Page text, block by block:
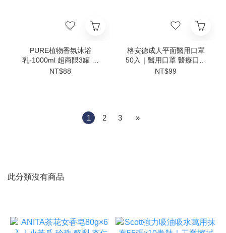
PURE植物香氛沐浴
乳-1000ml 超商限3罐 ｜
沐浴乳 香氛沐浴乳 熱銷款
NT$88
格安德成人平面醫用口罩
50入｜醫用口罩 醫療口罩
平面醫療口罩成人三層口罩
NT$99
1 2 3 »
此分類沒有商品